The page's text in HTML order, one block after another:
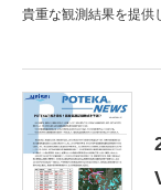
貴重な観測結果を提供